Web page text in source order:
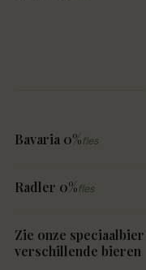
Bavaria 0%fles
Radler 0%fles
Zie onze
verschillende bieren